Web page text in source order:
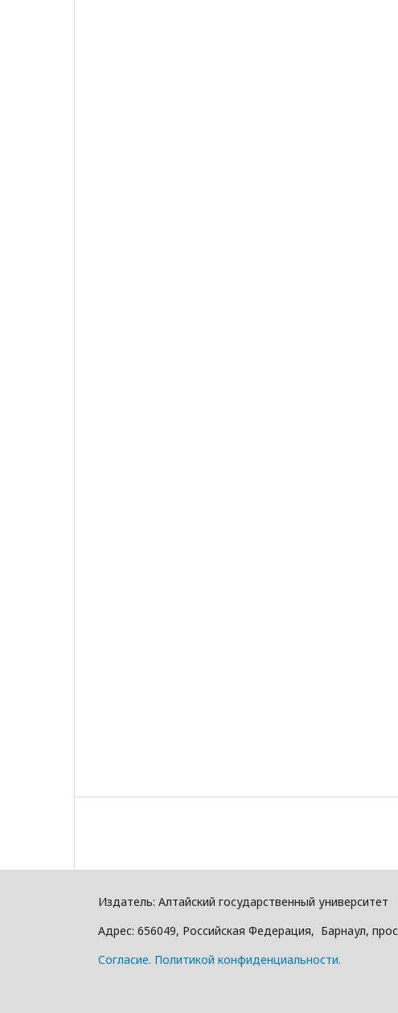
Издатель: Алтайский государcтвенный университет
Адрес: 656049, Российская Федерация, Барнаул,
Cогласие. Политикой конфиденциальности.